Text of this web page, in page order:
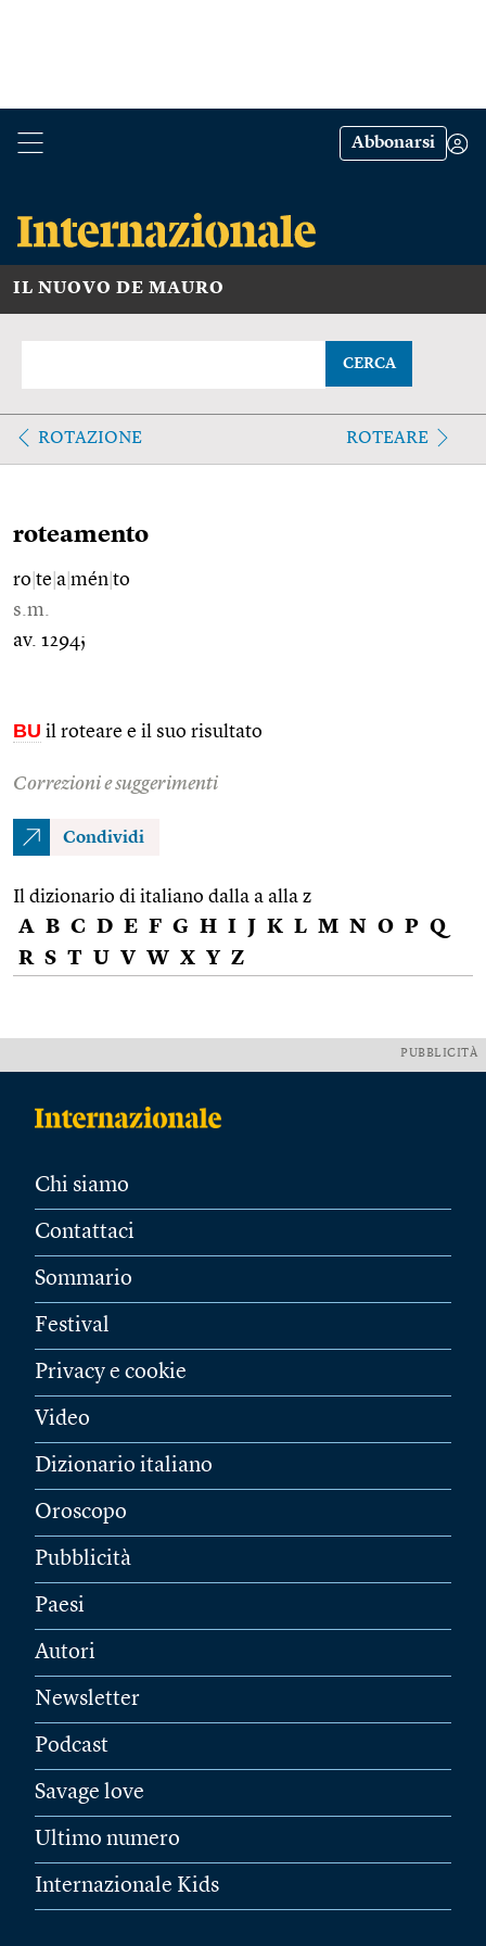
Abbonarsi
IL NUOVO DE MAURO
CERCA
ROTAZIONE ROTEARE
roteamento
ro te a mén to
s.m.
av. 1294;
BU il roteare e il suo risultato
Correzioni e suggerimenti
Condividi
Il dizionario di italiano dalla a alla z
A B C D E F G H I J K L M N O P Q
R S T U V W X Y Z
PUBBLICITÀ
Chi siamo
Contattaci
Sommario
Festival
Privacy e cookie
Video
Dizionario italiano
Oroscopo
Pubblicità
Paesi
Autori
Newsletter
Podcast
Savage love
Ultimo numero
Internazionale Kids